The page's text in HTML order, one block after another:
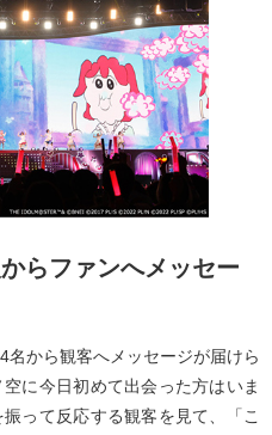
らファンへメッセー
から観客へメッセージが届けら
に今日初めて出会った方はいま
って反応する観客を見て、「こ